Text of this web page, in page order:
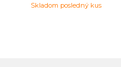
Skladom posledný kus